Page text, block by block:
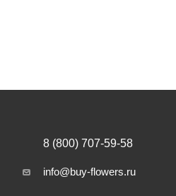
8 (800) 707-59-58
info@buy-flowers.ru